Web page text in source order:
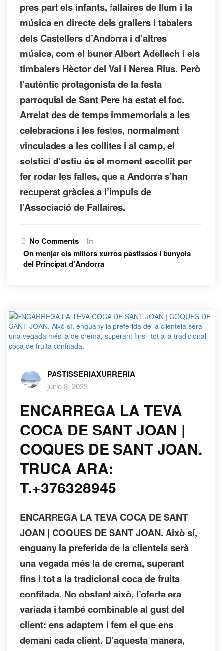
pres part els infants, fallaires de llum i la
música en directe dels grallers i tabalers
dels Castellers d’Andorra i d’altres
músics, com el buner Albert Adellach i els
timbalers Hèctor del Val i Nerea Rius. Però
l’autèntic protagonista de la festa
parroquial de Sant Pere ha estat el foc.
Arrelat des de temps immemorials a les
celebracions i les festes, normalment
vinculades a les collites i al camp, el
solstici d’estiu és el moment escollit per
fer rodar les falles, que a Andorra s’han
recuperat gràcies a l’impuls de
l’Associació de Fallaires.
No Comments
In
On menjar els millors xurros pastissos i bunyols
del Principat d'Andorra
PASTISSERIAXURRERIA
junio 8, 2023
ENCARREGA LA TEVA
COCA DE SANT JOAN |
COQUES DE SANT JOAN.
TRUCA ARA:
T.+376328945
ENCARREGA LA TEVA COCA DE SANT
JOAN | COQUES DE SANT JOAN. Això sí,
enguany la preferida de la clientela serà
una vegada més la de crema, superant
fins i tot a la tradicional coca de fruita
confitada. No obstant això, l’oferta era
variada i també combinable al gust del
client: ens adaptem i fem el que ens
demani cada client. D’aquesta manera,